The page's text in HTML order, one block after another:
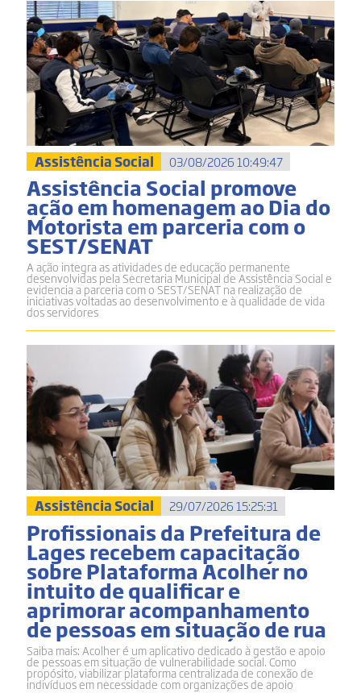
Assistência Social 03/08/2026 10:49:47
Assistência Social promove
ação em homenagem ao Dia do
Motorista em parceria com o
SEST/SENAT
A ação integra as atividades de educação permanente
desenvolvidas pela Secretaria Municipal de Assistência Social e
evidencia a parceria com o SEST/SENAT na realização de
iniciativas voltadas ao desenvolvimento e à qualidade de vida
dos servidores
Assistência Social 29/07/2026 15:25:31
Profissionais da Prefeitura de
Lages recebem capacitação
sobre Plataforma Acolher no
intuito de qualificar e
aprimorar acompanhamento
de pessoas em situação de rua
Saiba mais: Acolher é um aplicativo dedicado à gestão e apoio
de pessoas em situação de vulnerabilidade social. Como
propósito, viabilizar plataforma centralizada de conexão de
indivíduos em necessidade com organizações de apoio